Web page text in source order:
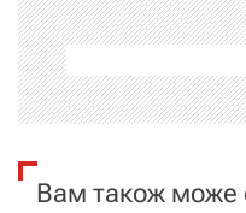
а
ц
і
я Вам також може